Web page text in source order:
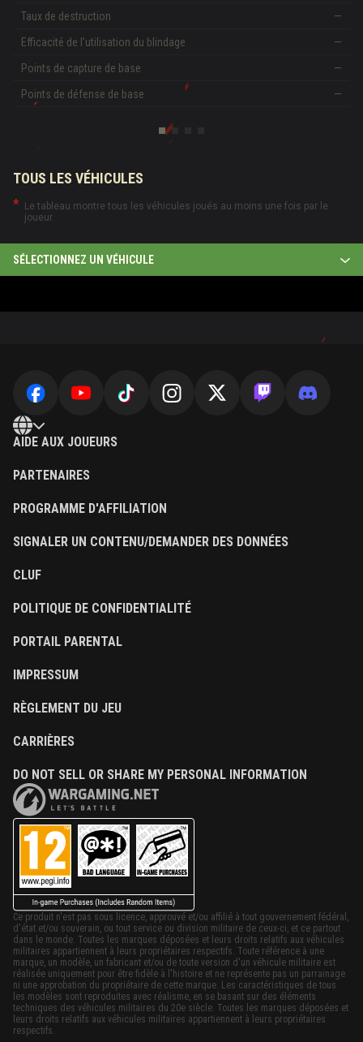
Taux de destruction
—
Efficacité de l'utilisation du blindage
—
Points de capture de base
—
Points de défense de base
—
TOUS LES VÉHICULES
Le tableau montre tous les véhicules joués au moins une fois par le
joueur.
SÉLECTIONNEZ UN VÉHICULE
AIDE AUX JOUEURS
PARTENAIRES
PROGRAMME D'AFFILIATION
SIGNALER UN CONTENU/DEMANDER DES DONNÉES
CLUF
POLITIQUE DE CONFIDENTIALITÉ
PORTAIL PARENTAL
IMPRESSUM
RÈGLEMENT DU JEU
CARRIÈRES
DO NOT SELL OR SHARE MY PERSONAL INFORMATION
Ce produit n'est pas sous licence, approuvé et/ou affilié à tout gouvernement fédéral,
d'état et/ou souverain, ou tout service ou division militaire de ceux-ci, et ce partout
dans le monde. Toutes les marques déposées et leurs droits relatifs aux véhicules
militaires appartiennent à leurs propriétaires respectifs. Toute référence à une
marque, un modèle, un fabricant et/ou de toute version d'un véhicule militaire est
réalisée uniquement pour être fidèle à l'histoire et ne représente pas un parrainage
ni une approbation du propriétaire de cette marque. Les caractéristiques de tous
les modèles sont reproduites avec réalisme, en se basant sur des éléments
techniques des véhicules militaires du 20e siècle. Toutes les marques déposées et
leurs droits relatifs aux véhicules militaires appartiennent à leurs propriétaires
respectifs.